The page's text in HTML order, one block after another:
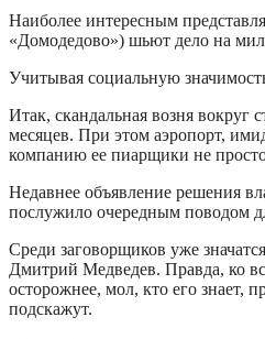
Наиболее интересным
«Домодедово») шьют дело на
Учитывая социальную
Итак, скандальная возня
месяцев. При этом аэропорт,
компанию ее пиарщики не
Недавнее объявление решения
послужило очередным поводом
Среди заговорщиков уже
Дмитрий Медведев. Правда, ко
осторожнее, мол, кто его знает,
подскажут.